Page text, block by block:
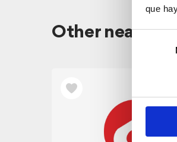
que
Selección
Other nearby